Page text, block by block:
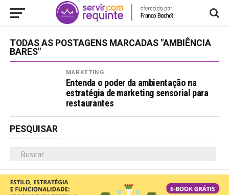
TODAS AS POSTAGENS MARCADAS "AMBIÊNCIA
BARES"
MARKETING
Entenda o poder da ambientação na
estratégia de marketing sensorial para
restaurantes
PESQUISAR